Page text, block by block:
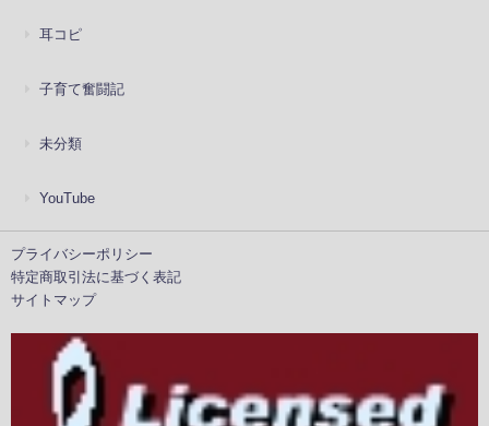
耳コピ
子育て奮闘記
未分類
YouTube
プライバシーポリシー
特定商取引法に基づく表記
サイトマップ